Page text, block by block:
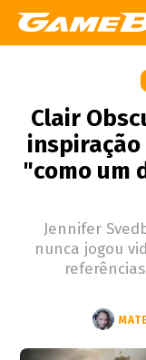
Clair
"como um
Jennifer
nunca jogou